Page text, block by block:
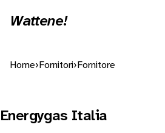
Wattene!
Home› Fornitori› Fornitore
Energygas Italia